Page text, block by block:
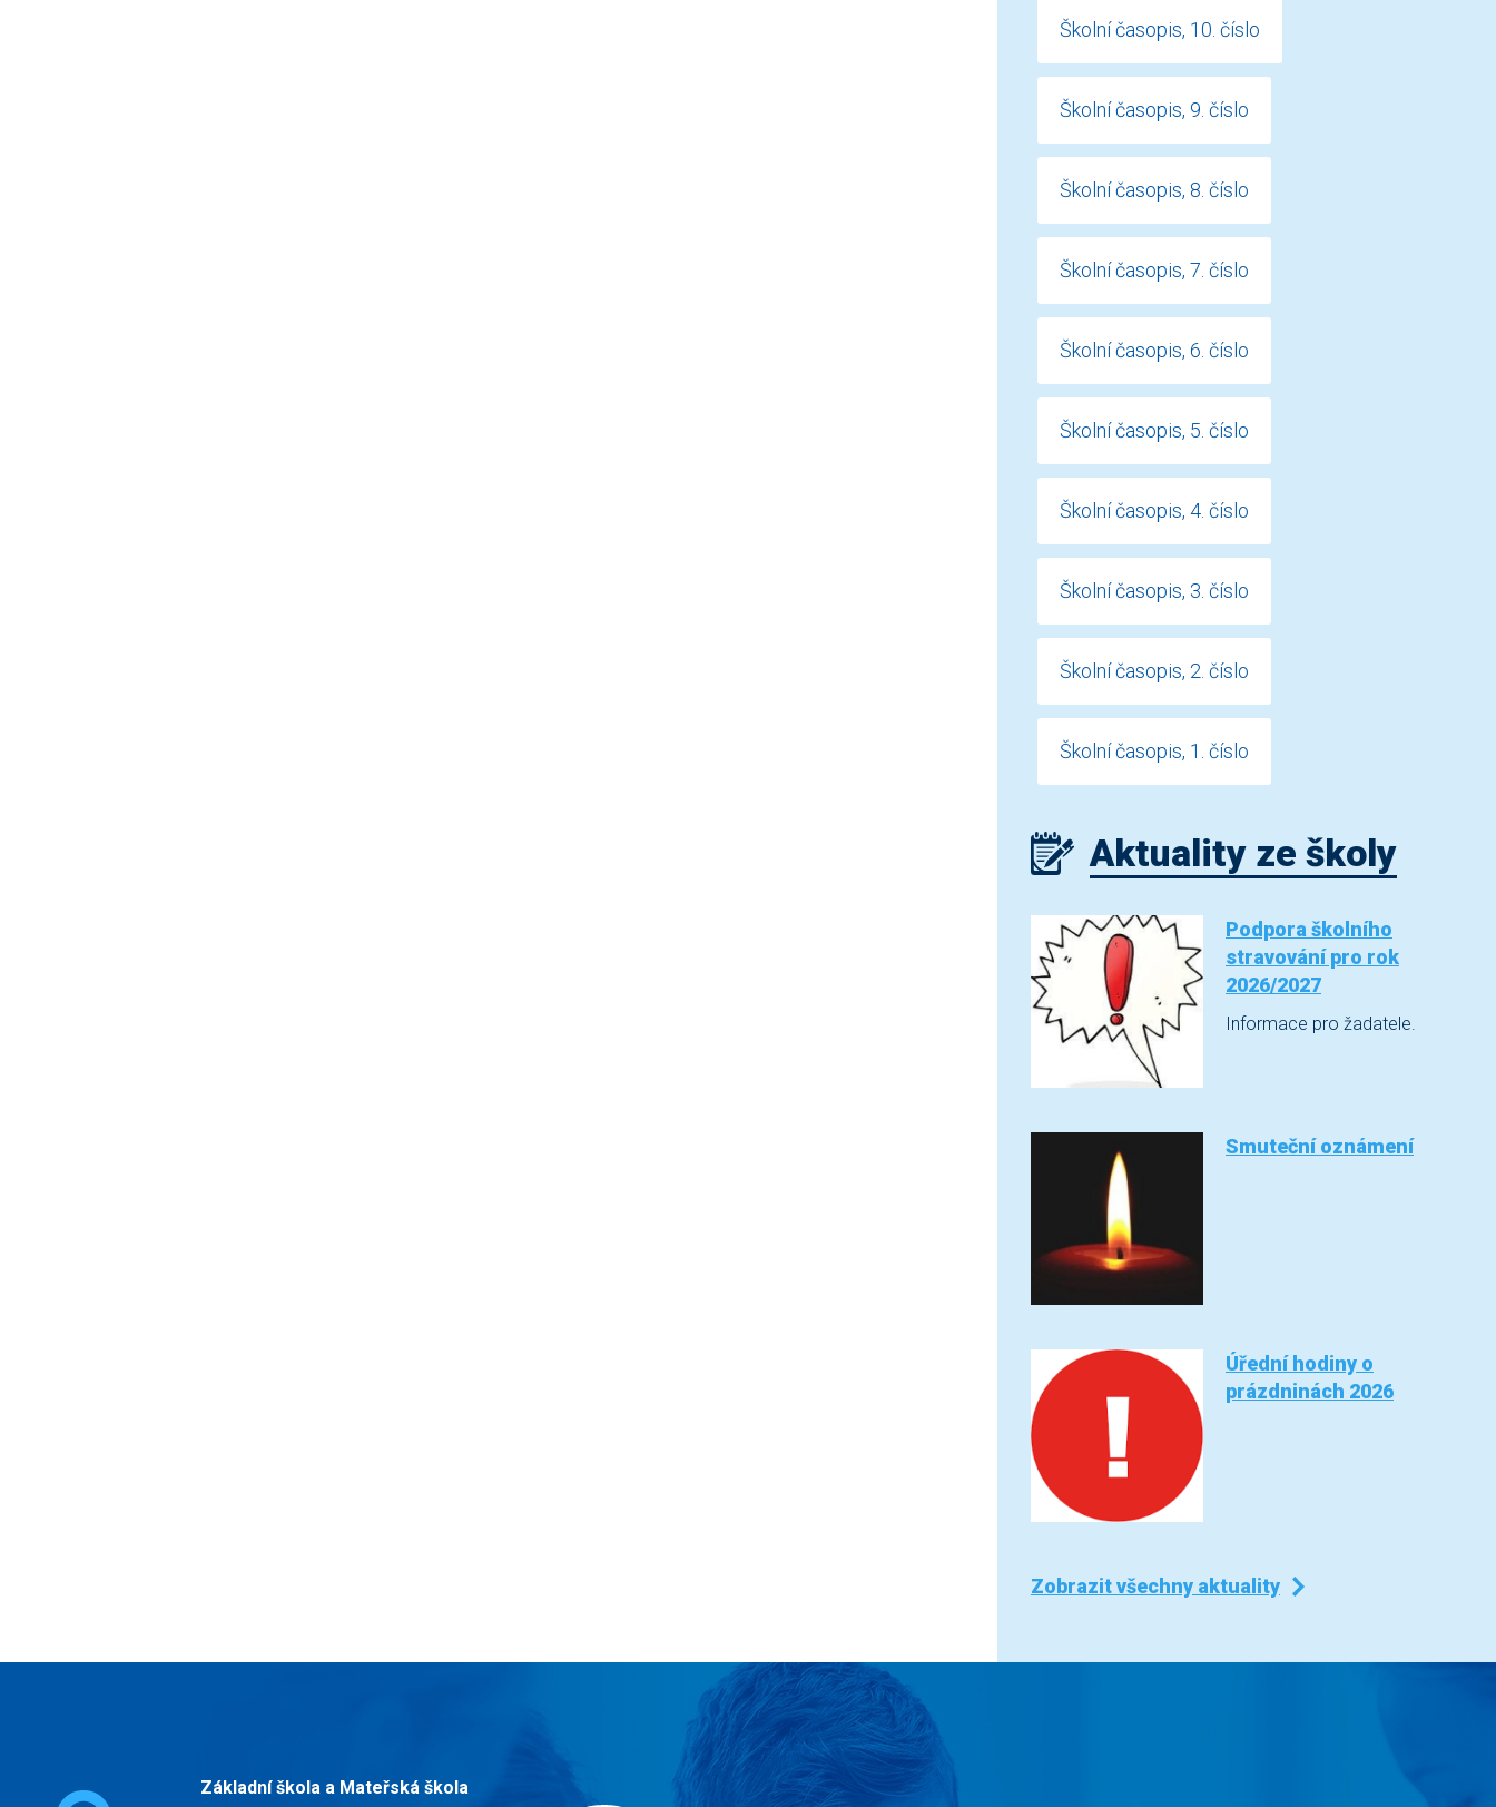
Školní časopis, 10. číslo
Školní časopis, 9. číslo
Školní časopis, 8. číslo
Školní časopis, 7. číslo
Školní časopis, 6. číslo
Školní časopis, 5. číslo
Školní časopis, 4. číslo
Školní časopis, 3. číslo
Školní časopis, 2. číslo
Školní časopis, 1. číslo
Aktuality ze školy
Podpora školního
stravování pro rok
2026/2027
Informace pro žadatele.
Smuteční oznámení
Úřední hodiny o
prázdninách 2026
Zobrazit všechny aktuality
Základní škola a Mateřská škola